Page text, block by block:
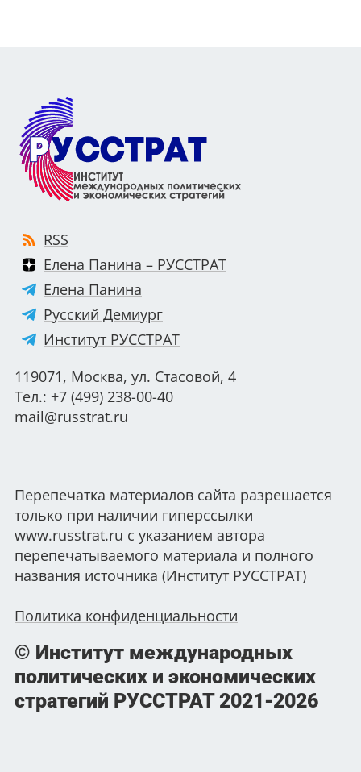
RSS
Елена Панина – РУССТРАТ
Елена Панина
Русский Демиург
Институт РУССТРАТ
119071, Москва, ул. Стасовой, 4
Тел.: +7 (499) 238-00-40
mail@russtrat.ru
Перепечатка материалов сайта разрешается
только при наличии гиперссылки
www.russtrat.ru с указанием автора
перепечатываемого материала и полного
названия источника (Институт РУССТРАТ)
Политика конфиденциальности
© Институт международных
политических и экономических
стратегий РУССТРАТ2021-2026